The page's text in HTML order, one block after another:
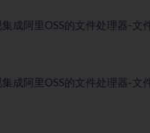
成阿里OSS的文件处理器-文
成阿里OSS的文件处理器-文